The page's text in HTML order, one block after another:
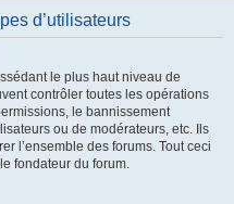
d’utilisateurs
le plus haut niveau de
contrôler toutes les opérations
le bannissement
ou de modérateurs, etc. Ils
l’ensemble des forums. Tout ceci
fondateur du forum.